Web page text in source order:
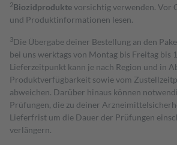
2Biozidproduktevorsichtig verwenden. Vor
und Produktinformationen lesen.
3Die Übergabe deiner Bestellung an den
bei uns werktags von Montag bis Freitag bis
Lieferzeitpunkt kann je nach Region und in
Produktverfügbarkeit sowie vom
abweichen. Darüber hinaus können
Prüfungen, die zu deiner
Lieferfrist um die Dauer der Prüfungen
verlängern.